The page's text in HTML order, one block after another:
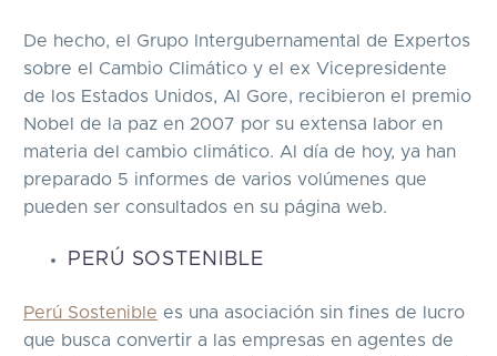
De hecho, el Grupo Intergubernamental de Expertos
sobre el Cambio Climático y el ex Vicepresidente
de los Estados Unidos, Al Gore, recibieron el premio
Nobel de la paz en 2007 por su extensa labor en
materia del cambio climático. Al día de hoy, ya han
preparado 5 informes de varios volúmenes que
pueden ser consultados en su página web.
PERÚ SOSTENIBLE
Perú Sostenible es una asociación sin fines de lucro
que busca convertir a las empresas en agentes de